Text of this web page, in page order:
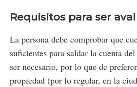
Requisitos para ser aval
La persona debe comprobar que
suficientes para saldar la cuenta
ser necesario, por lo que de
propiedad (por lo regular, en la